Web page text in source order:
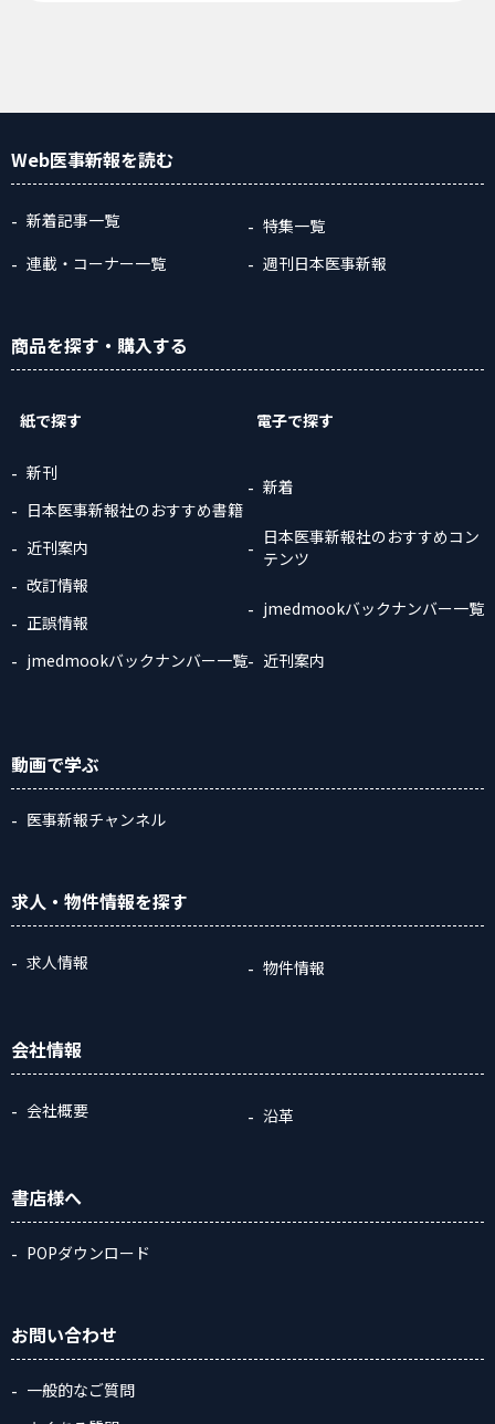
Web医事新報を読む
新着記事一覧
特集一覧
連載・コーナー一覧
週刊日本医事新報
商品を探す ・購入する
紙で探す
新刊
日本医事新報社のおすすめ書籍
近刊案内
改訂情報
正誤情報
jmedmookバックナンバー一覧
電子で探す
新着
日本医事新報社のおすすめコン
テンツ
jmedmookバックナンバー一覧
近刊案内
動画で学ぶ
医事新報チャンネル
求人・物件情報を探す
求人情報 物件情報
会社情報
会社概要 沿革
書店様へ
POPダウンロード
お問い合わせ
一般的なご質問